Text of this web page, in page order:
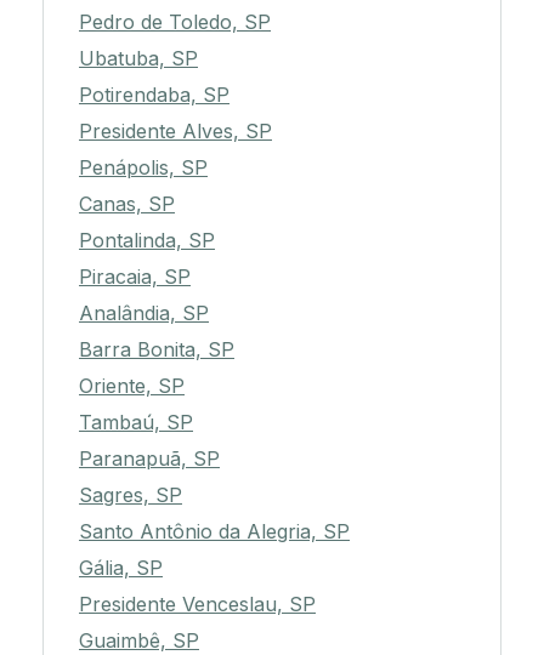
Pedro de Toledo, SP
Ubatuba, SP
Potirendaba, SP
Presidente Alves, SP
Penápolis, SP
Canas, SP
Pontalinda, SP
Piracaia, SP
Analândia, SP
Barra Bonita, SP
Oriente, SP
Tambaú, SP
Paranapuã, SP
Sagres, SP
Santo Antônio da Alegria, SP
Gália, SP
Presidente Venceslau, SP
Guaimbê, SP